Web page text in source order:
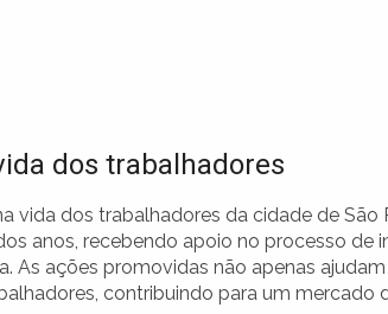
dos trabalhadores
vida dos trabalhadores da cidade de São
anos, recebendo apoio no processo de
As ações promovidas não apenas
contribuindo para um mercado